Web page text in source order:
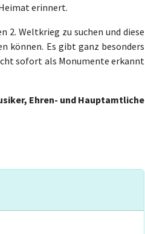
erinnert.
2. Weltkrieg zu suchen und diese
können. Es gibt ganz besonders
sofort als Monumente erkannt
Ehren- und Hauptamtliche